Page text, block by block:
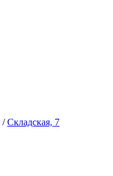
/Складская, 7